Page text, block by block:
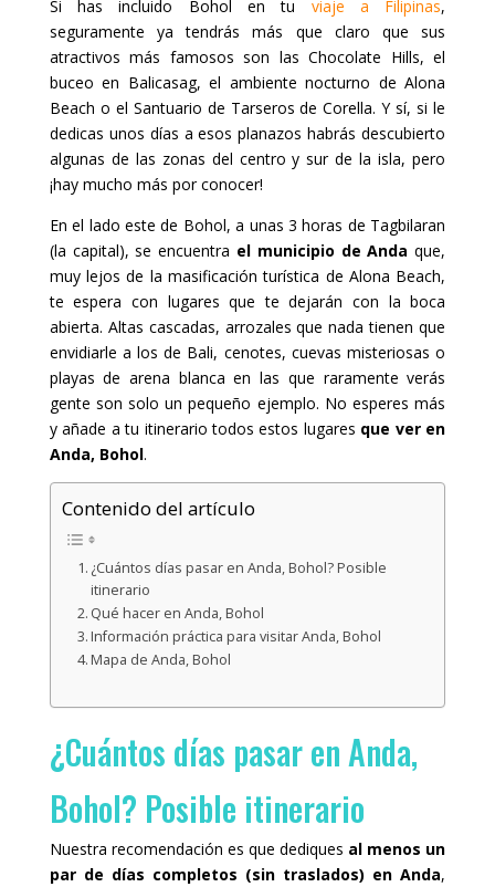
Si has incluido Bohol en tu viaje a Filipinas,
seguramente ya tendrás más que claro que sus
atractivos más famosos son las Chocolate Hills, el
buceo en Balicasag, el ambiente nocturno de Alona
Beach o el Santuario de Tarseros de Corella. Y sí, si le
dedicas unos días a esos planazos habrás descubierto
algunas de las zonas del centro y sur de la isla, pero
¡hay mucho más por conocer!
En el lado este de Bohol, a unas 3 horas de Tagbilaran
(la capital), se encuentra el municipio de Anda que,
muy lejos de la masificación turística de Alona Beach,
te espera con lugares que te dejarán con la boca
abierta. Altas cascadas, arrozales que nada tienen que
envidiarle a los de Bali, cenotes, cuevas misteriosas o
playas de arena blanca en las que raramente verás
gente son solo un pequeño ejemplo. No esperes más
y añade a tu itinerario todos estos lugares que ver en
Anda, Bohol.
Contenido del artículo
¿Cuántos días pasar en Anda, Bohol? Posible
itinerario
Qué hacer en Anda, Bohol
Información práctica para visitar Anda, Bohol
Mapa de Anda, Bohol
¿Cuántos días pasar en Anda,
Bohol? Posible itinerario
Nuestra recomendación es que dediques al menos un
par de días completos (sin traslados) en Anda,